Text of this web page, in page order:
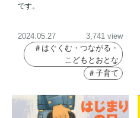
です。
2024.05.27
3,741 view
＃はぐくむ・つながる・
こどもとおとな
＃子育て